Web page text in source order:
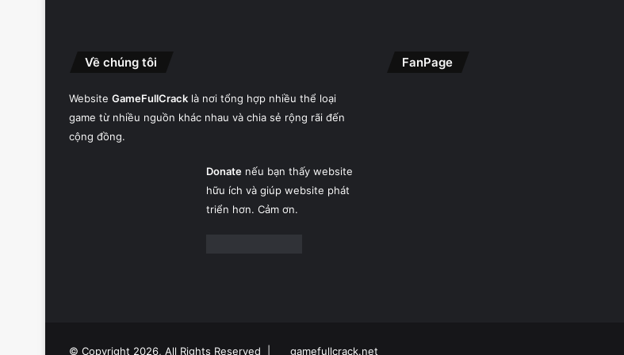
Về chúng tôi
Website GameFullCrack là nơi tổng hợp nhiều thể loại
game từ nhiều nguồn khác nhau và chia sẻ rộng rãi đến
cộng đồng.
Donatenếu bạn thấy website
hữu ích và giúp website phát
triển hơn. Cảm ơn.
FanPage
© Copyright 2026, All Rights Reserved | gamefullcrack.net